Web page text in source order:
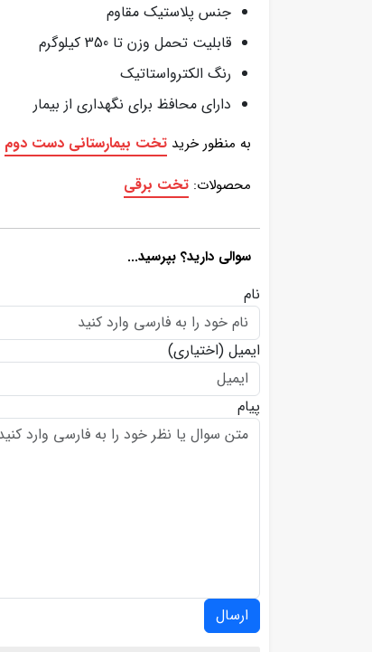
جنس پلاستیک مقاوم
قابلیت تحمل وزن تا 350 کیلوگرم
رنگ الکترواستاتیک
دارای محافظ برای نگهداری از بیمار
به منظور خرید تخت بیمارستانی دست دوم
محصولات: تخت برقی
سوالی دارید؟ بپرسید...
نام
ایمیل (اختیاری)
پیام
ارسال